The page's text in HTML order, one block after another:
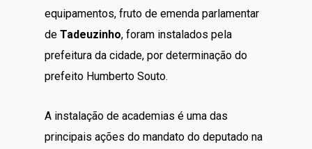
equipamentos, fruto de emenda parlamentar
de Tadeuzinho, foram instalados pela
prefeitura da cidade, por determinação do
prefeito Humberto Souto.
A instalação de academias é uma das
principais ações do mandato do deputado na